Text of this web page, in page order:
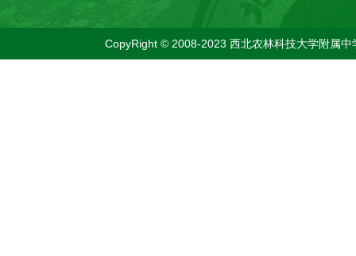
CopyRight © 2008-2023 西北农林科技大